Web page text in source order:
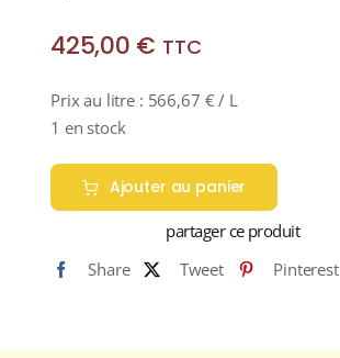
425,00 € TTC
Prix au litre : 566,67 € / L
1 en stock
Ajouter au panier
partager ce produit
Share
Tweet Pinterest